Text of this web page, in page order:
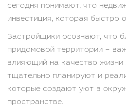
сегодня понимают, что
инвестиция, которая быстро
Застройщики осознают, что
придомовой территории –
влияющий на качество
тщательно планируют и
которые создают уют в
пространстве.